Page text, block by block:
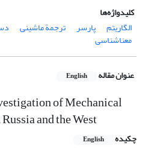
کلیدواژه‌ها
الگاریتم
پارسر ترجمة ماشینی
معناشناسی
عنوان مقاله English
of Mechanical
and the West
چکیده English